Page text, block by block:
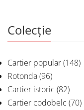
Colecție
Cartier popular(148)
Rotonda(96)
Cartier istoric (82)
Cartier codobelc (70)